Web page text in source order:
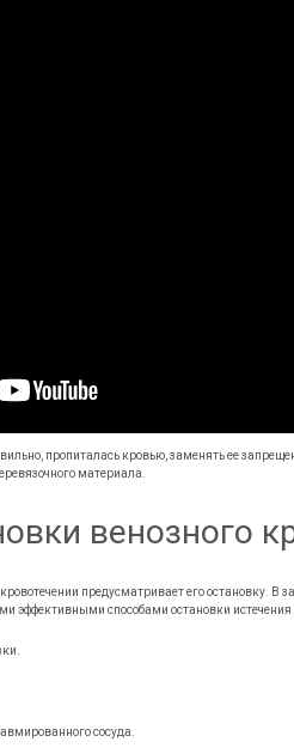
пропиталась кровью, заменять ее
материала.
венозного
предусматривает его остановку. В
эффективными способами остановки истечения
сосуда.